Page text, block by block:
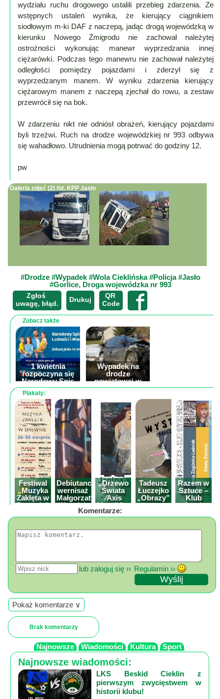
Historia
Okolica
Mapa
Beskid
Niski
Pogórze
Kalendarz
imprez
wydarzeń...
Mapa
zdjęciami
Mapa
filmami
drona
Trasy
Przepisy
Dodaj
przepis
Forum
Świat
Wioska
Dom
Ogłoszenia
Rozrywka
Poznaj
nas
Regulamin
ciacho
wydziału ruchu drogowego ustalili przebieg zdarzenia. Ze
wstępnych ustaleń wynika, że kierujący ciągnikiem
siodłowym m-ki DAF z naczepą, jadąc drogą wojewódzką w
kierunku Nowego Żmigrodu nie zachował należytej
ostrożności wykonując manewr wyprzedzania innej
ciężarówki. Podczas tego manewru nie zachował należytej
odległości pomiędzy pojazdami i zderzył się z
wyprzedzanym manem. W wyniku zdarzenia kierujący
ciężarowym manem z naczepą zjechał do rowu, a zestaw
przewrócił się na bok.
W zdarzeniu nikt nie odniósł obrażeń, kierujący pojazdami
byli trzeźwi. Ruch na drodze wojewódzkiej nr 993 odbywa
się wahadłowo. Utrudnienia mogą potrwać do godziny 12.
pw
Galeria zdjęć (2)fot.KPP Jasło
#Drodze #Wypadek #Wola Cieklińska#Policja#Jasło
#Gorlice, Droga wojewódzka nr 993
Zgłoś
uwagę, błąd.
Drukuj
QR
Code
Zobacz także
1 kwietnia
rozpoczyna się
Narodowy Spis
Powszechny
Ludności i
Mieszkań 2021
Wypadek na
drodze
powiatowej w
Łaskach
Zablokowana
droga
wojewódzka nr
993 w Woli
Cieklińskiej
Plakaty:
Festiwal
„Muzyka
Zaklęta w
Drewnie”
Debiutancki
wernisaż
Małgorzaty
Wszołek
„Drzewo
Świata
⁄Axis
Mundi⁄” –
wystawa
Janiny
Tadeusz
Łuczejko
„Obrazy”
wystawa
Razem w
Sztuce –
Klub
Sztuk
Tarnowca
Komentarze:
lub zaloguj się ›› Regulamin ››
Pokaż komentarze ∨
Brak komentarzy
Najnowsze Wiadomości Kultura Sport
Najnowsze wiadomości:
LKS Beskid Cieklin z
pierwszym zwycięstwem w
historii klubu!